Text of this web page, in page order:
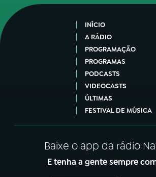
INÍCIO
A RÁDIO
PROGRAMAÇÃO
PROGRAMAS
PODCASTS
VIDEOCASTS
ÚLTIMAS
FESTIVAL DE MÚSICA
Baixe o app da rádio
E tenha a gente sempre